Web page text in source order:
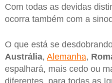
Com todas as devidas
ocorra também com a
O que está se
Austrália, Alemanha,
espalhará, mais cedo ou
diferentes, para todas as